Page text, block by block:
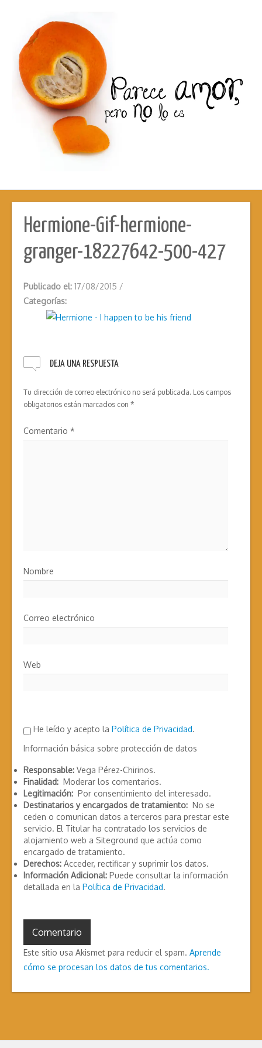
Hermione-Gif-hermione-
granger-18227642-500-427
Publicado el: 17/08/2015 /
Categorías:
DEJA UNA RESPUESTA
Tu dirección de correo electrónico no será publicada. Los campos
obligatorios están marcados con *
Comentario *
Nombre
Correo electrónico
Web
He leído y acepto la Política de Privacidad.
Información básica sobre protección de datos
Responsable: Vega Pérez-Chirinos.
Finalidad: Moderar los comentarios.
Legitimación: Por consentimiento del interesado.
Destinatarios y encargados de tratamiento: No se
ceden o comunican datos a terceros para prestar este
servicio. El Titular ha contratado los servicios de
alojamiento web a Siteground que actúa como
encargado de tratamiento.
Derechos: Acceder, rectificar y suprimir los datos.
Información Adicional: Puede consultar la información
detallada en la Política de Privacidad.
Este sitio usa Akismet para reducir el spam. Aprende
cómo se procesan los datos de tus comentarios.